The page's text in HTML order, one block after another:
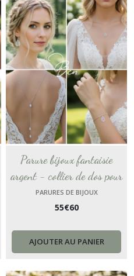
Parure bijoux fantaisie
argent - collier de dos pour
tenue dos nu - bijoux en
acier inoxydable, ornés de
scandinave.
PARURES DE BIJOUX
55€60
AJOUTER AU PANIER